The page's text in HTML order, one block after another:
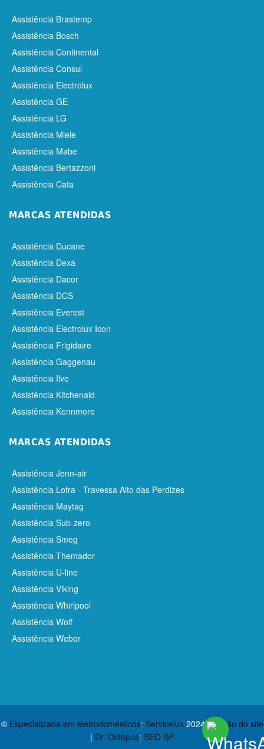
Assistência Brastemp
Assistência Bosch
Assistência Continental
Assistência Consul
Assistência Electrolux
Assistência GE
Assistência LG
Assistência Miele
Assistência Mabe
Assistência Bertazzoni
Assistência Cata
MARCAS ATENDIDAS
Assistência Ducane
Assistência Dexa
Assistência Dacor
Assistência DCS
Assistência Everest
Assistência Electrolux Icon
Assistência Frigidaire
Assistência Gaggenau
Assistência Ilve
Assistência Kitchenaid
Assistência Kennmore
MARCAS ATENDIDAS
Assistência Jenn-air
Assistência Lofra - Travessa Alto das Perdizes
Assistência Maytag
Assistência Sub-zero
Assistência Smeg
Assistência Themador
Assistência U-line
Assistência Viking
Assistência Whirlpool
Assistência Wolf
Assistência Weber
© Especializada em eletrodomésticos: Servicelux2024Criação do site
| Dr. Octopus: SEO SP